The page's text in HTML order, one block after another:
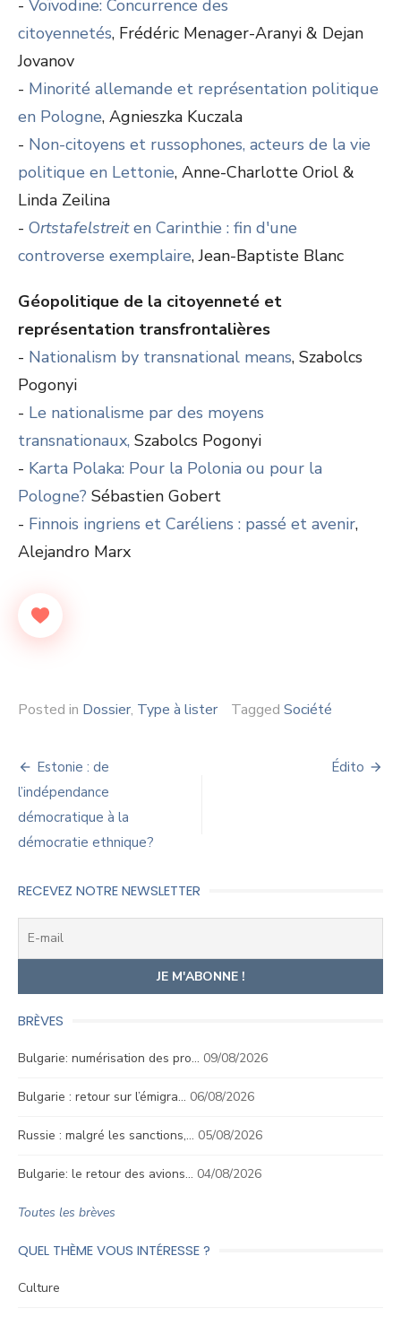
- Voïvodine: Concurrence des
citoyennetés, Frédéric Menager-Aranyi & Dejan
Jovanov
- Minorité allemande et représentation politique
en Pologne, Agnieszka Kuczala
- Non-citoyens et russophones, acteurs de la vie
politique en Lettonie, Anne-Charlotte Oriol &
Linda Zeilina
- Ortstafelstreiten Carinthie : fin d'une
controverse exemplaire, Jean-Baptiste Blanc
Géopolitique de la citoyenneté et
représentation transfrontalières
- Nationalism by transnational means, Szabolcs
Pogonyi
- Le nationalisme par des moyens
transnationaux, Szabolcs Pogonyi
- Karta Polaka: Pour la Polonia ou pour la
Pologne? Sébastien Gobert
- Finnois ingriens et Caréliens : passé et avenir,
Alejandro Marx
Posted in Dossier, Type à lister Tagged Société
Navigation
de
l’article
Estonie : de
l’indépendance
démocratique à la
démocratie ethnique?
Édito
RECEVEZ NOTRE NEWSLETTER
BRÈVES
Bulgarie: numérisation des pro… 09/08/2026
Bulgarie : retour sur l’émigra… 06/08/2026
Russie : malgré les sanctions,… 05/08/2026
Bulgarie: le retour des avions… 04/08/2026
Toutes les brèves
QUEL THÈME VOUS INTÉRESSE ?
Culture